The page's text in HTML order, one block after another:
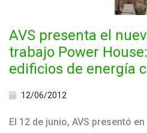
AVS presenta el
trabajo Power
edificios de energía
12/06/2012
El 12 de junio, AVS presentó